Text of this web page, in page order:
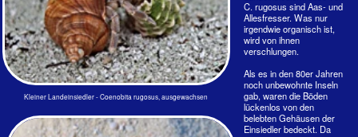
Dieser Großer Landeinsiedler Coenobita cavipes hat sich
offensichtlich schwer verschätzt. Die Aufnahmen auf der
Sandbank von Kuramathi von 1982 war eines der ersten
eigenen Bilder von den Malediven. Der Krebs lag in praller
Mittagshitze mitten auf der Sandbank am westlichen Ende
von Kuramathi und kam nicht weiter. Er wurde ins flache
Wasser gebracht. Ob ihm das das Leben gerettet hat?
Genau hingesehen: